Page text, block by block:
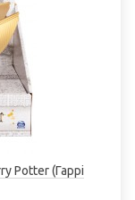
Potter (Гаррі